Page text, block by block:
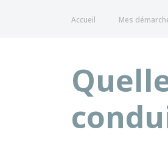
Accueil Mes